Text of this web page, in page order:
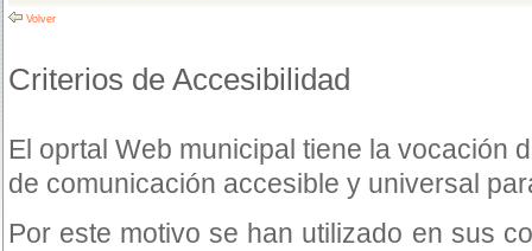
Volver
Criterios de Accesibilidad
El oprtal Web municipal tiene la vocación
de comunicación accesible y universal
Por este motivo se han utilizado en sus